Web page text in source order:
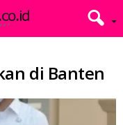
di Banten